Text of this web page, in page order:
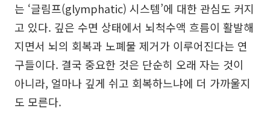
는 ‘글림프(glymphatic) 시스템’에 대한 관심도 커지
고 있다. 깊은 수면 상태에서 뇌척수액 흐름이 활발해
지면서 뇌의 회복과 노폐물 제거가 이루어진다는 연
구들이다. 결국 중요한 것은 단순히 오래 자는 것이
아니라, 얼마나 깊게 쉬고 회복하느냐에 더 가까울지
도 모른다.